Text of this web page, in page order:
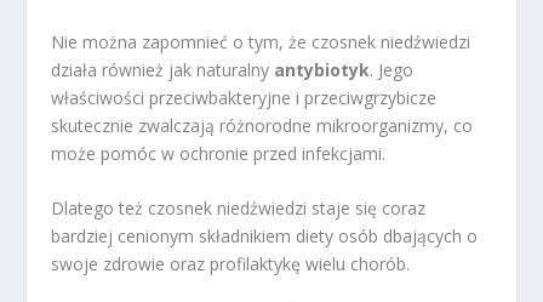
Nie można zapomnieć o tym, że czosnek niedźwiedzi
działa również jak naturalny antybiotyk. Jego
właściwości przeciwbakteryjne i przeciwgrzybicze
skutecznie zwalczają różnorodne mikroorganizmy, co
może pomóc w ochronie przed infekcjami.
Dlatego też czosnek niedźwiedzi staje się coraz
bardziej cenionym składnikiem diety osób dbających o
swoje zdrowie oraz profilaktykę wielu chorób.